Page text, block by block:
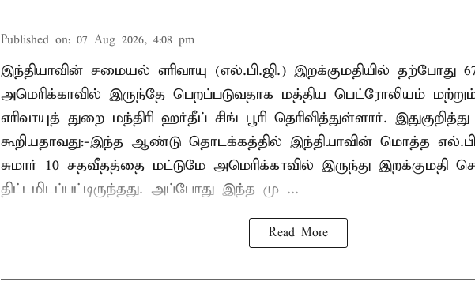
Published on: 07 Aug 2026, 4:08 pm
இந்தியாவின் சமையல் எரிவாயு (எல்.பி.ஜி.) இறக்குமதியில் தற்போது
அமெரிக்காவில் இருந்தே பெறப்படுவதாக மத்திய பெட்ரோலியம்
எரிவாயுத் துறை மந்திரி ஹர்தீப் சிங் பூரி தெரிவித்துள்ளார்.
கூறியதாவது:-இந்த ஆண்டு தொடக்கத்தில் இந்தியாவின் மொத்த
சுமார் 10 சதவீதத்தை மட்டுமே அமெரிக்காவில் இருந்து இறக்குமதி
திட்டமிடப்பட்டிருந்தது. அப்போது இந்த மு ...
Read More